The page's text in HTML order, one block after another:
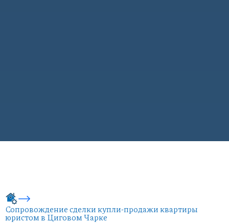
Сопровождение сделки купли-продажи квартиры
юристом в Циговом Чарке